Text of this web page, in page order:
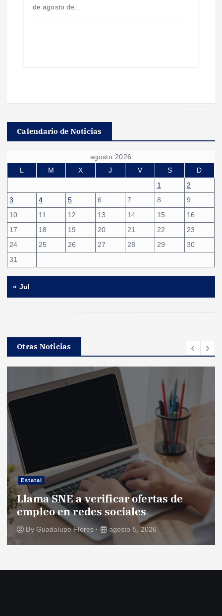
de agosto de…
Calendario de Noticias
agosto 2026
L
M X J V S
D
1
2
3
4 5 6 7 8
9
10
11 12 13 14 15
16
17
18 19 20 21 22
23
24
25 26 27 28 29
30
31
« Jul
Otras Noticias
Estatal
Llama SNE a verificar ofertas de
empleo en redes sociales
By Guadalupe Flores agosto 5, 2026